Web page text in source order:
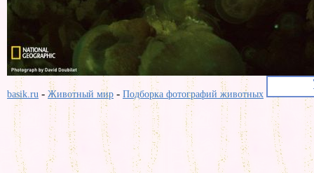
basik.ru - Животный мир - Подборка фотографий животных